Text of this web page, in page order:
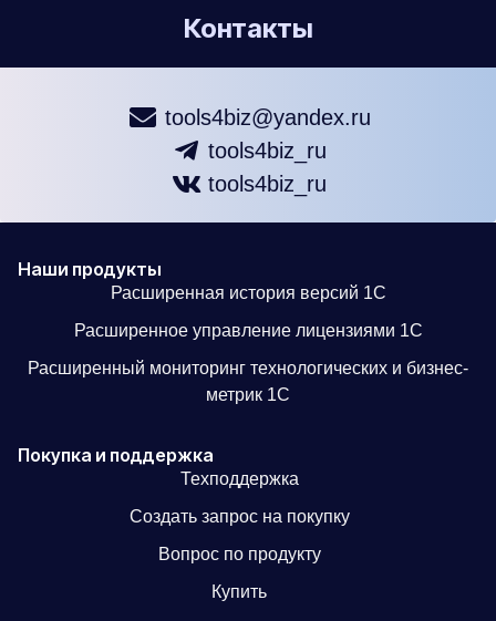
Контакты
tools4biz@yandex.ru
tools4biz_ru
tools4biz_ru
Наши продукты
Расширенная история версий 1С
Расширенное управление лицензиями 1С
Расширенный мониторинг технологических и бизнес-
метрик 1С
Покупка и поддержка
Техподдержка
Создать запрос на покупку
Вопрос по продукту
Купить